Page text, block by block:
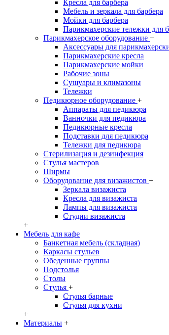
Кресла для барбера
Мебель и зеркала для барбера
Мойки для барбера
Парикмахерские тележки для
Парикмахерское оборудование +
Аксессуары для
Парикмахерские кресла
Парикмахерские мойки
Рабочие зоны
Сушуары и климазоны
Тележки
Педикюрное оборудование +
Аппараты для педикюра
Ванночки для педикюра
Педикюрные кресла
Подставки для педикюра
Тележки для педикюра
Стерилизация и дезинфекция
Стулья мастеров
Ширмы
Оборудование для визажистов +
Зеркала визажиста
Кресла для визажиста
Лампы для визажиста
Студии визажиста
+
Мебель для кафе
Банкетная мебель (складная)
Каркасы стульев
Обеденные группы
Подстолья
Столы
Стулья +
Стулья барные
Стулья для кухни
+
Материалы +